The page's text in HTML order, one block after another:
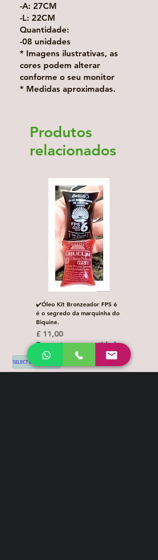
-A: 27CM
-L: 22CM
Quantidade:
-08 unidades
* Imagens ilustrativas, as
cores podem alterar
conforme o seu monitor
* Medidas aproximadas.
Produtos
relacionados
✔️Óleo Kit Bronzeador FPS 6
é o segredo da marquinha do
Biquine.
Preço
£ 11,00
Desconto por quantidade
SELECT LANGUAGE